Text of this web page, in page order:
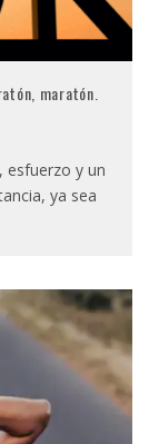
maratón.
esfuerzo y un
ya sea